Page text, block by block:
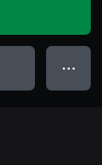
● ● ●